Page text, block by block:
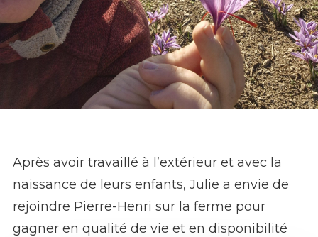
Après avoir travaillé à l’extérieur et avec la
naissance de leurs enfants, Julie a envie de
rejoindre Pierre-Henri sur la ferme pour
gagner en qualité de vie et en disponibilité